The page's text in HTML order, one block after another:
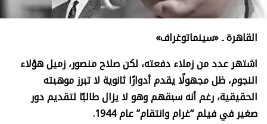
القاهرة ـ «سينماتوغراف»
اشتهر عدد من زملاء دفعته، لكن صلاح منصور، زميل هؤلاء
النجوم، ظل مجهولًا يقدم أدوارًا ثانوية لا تبرز موهبته
الحقيقية، رغم أنه سبقهم وهو لا يزال طالبًا لتقديم دور
صغير في فيلم “غرام وانتقام” عام 1944
.